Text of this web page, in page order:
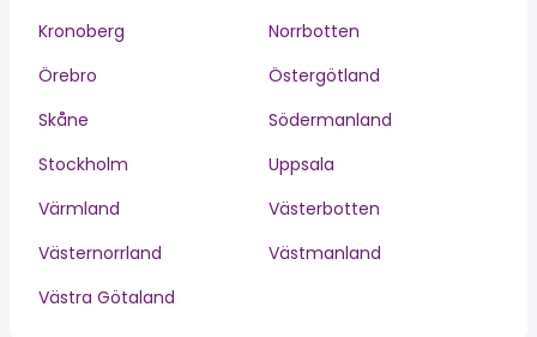
Kronoberg
Norrbotten
Örebro
Östergötland
Skåne
Södermanland
Stockholm
Uppsala
Värmland
Västerbotten
Västernorrland
Västmanland
Västra Götaland